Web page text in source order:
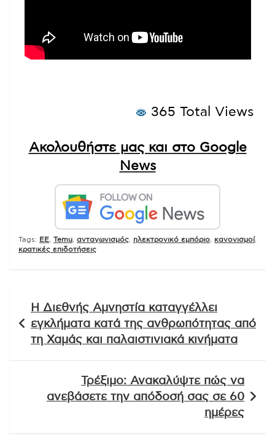
365 Total Views
Ακολουθήστε μας και στο Google
News
Tags: EE Temu ανταγωνισμός ηλεκτρονικό εμπόριο κανονισμοί,
κρατικές επιδοτήσεις
άρθρων
Η Διεθνής Αμνηστία καταγγέλλει
εγκλήματα κατά της ανθρωπότητας από
τη Χαμάς και παλαιστινιακά κινήματα
Τρέξιμο: Ανακαλύψτε πώς να
ανεβάσετε την απόδοσή σας σε 60
ημέρες